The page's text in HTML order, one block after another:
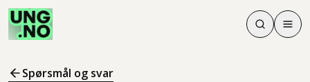
Søk
Søk
Meny
Spørsmål og svar